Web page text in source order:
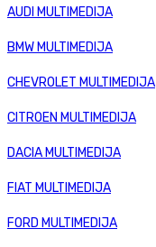
AUDI MULTIMEDIJA
BMW MULTIMEDIJA
CHEVROLET MULTIMEDIJA
CITROEN MULTIMEDIJA
DACIA MULTIMEDIJA
FIAT MULTIMEDIJA
FORD MULTIMEDIJA